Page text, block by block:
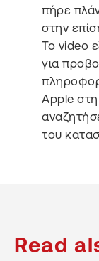
πήρε
στην
Το video
για
Apple
του
Read